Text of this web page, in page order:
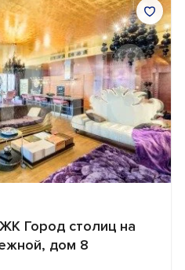
Город столиц на
дом 8